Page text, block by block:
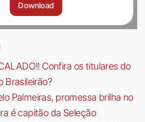
Download
Confira os titulares do
Brasileirão?
Palmeiras, promessa brilha no
é capitão da Seleção